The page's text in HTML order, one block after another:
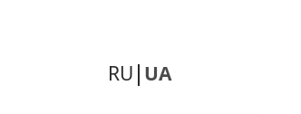
RU UA